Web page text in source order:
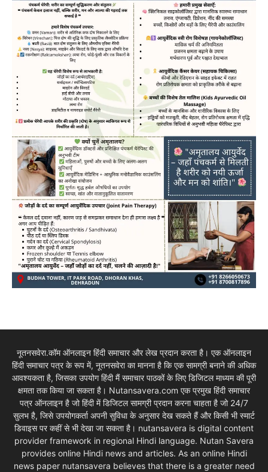
नूतनसवेरा.कॉम ऑनलाइन हिंदी समाचार और लेख प्रदान करता है। एक ऑनलाइन
हिंदी समाचार पत्र के रूप में, नूतनसवेरा का मानना है कि एक सामग्री बनाने की अधिक
आवश्यकता है, जिसका उपयोग हिंदी मैं समाचार पाठकों के लिए डिजिटल माध्यम की पूरी
क्षमता तक किया जा सकता है। Nutansavera.com एक प्रमुख हिंदी समाचार
पत्र ऑनलाइन है जो हिंदी में डिजिटल सामग्री प्रदान करना चाहता है जो 24/7
सुलभ है, जिसे उपयोगकर्ता अपनी सुविधा के अनुसार देख सकते हैं और किसी भी स्मार्ट
डिवाइस पर कहीं से भी देखा जा सकता है। nutansavera is digital content
provider framework in regional Hindi language. Nutan Savera
provides online Hindi news and articles. As an online Hindi
news paper nutansavera believes that there is a greater need